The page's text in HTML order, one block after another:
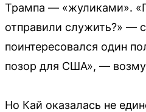
Трампа — «жуликами».
отправили служить?» —
поинтересовался один
позор для США», —
Но Кай оказалась не